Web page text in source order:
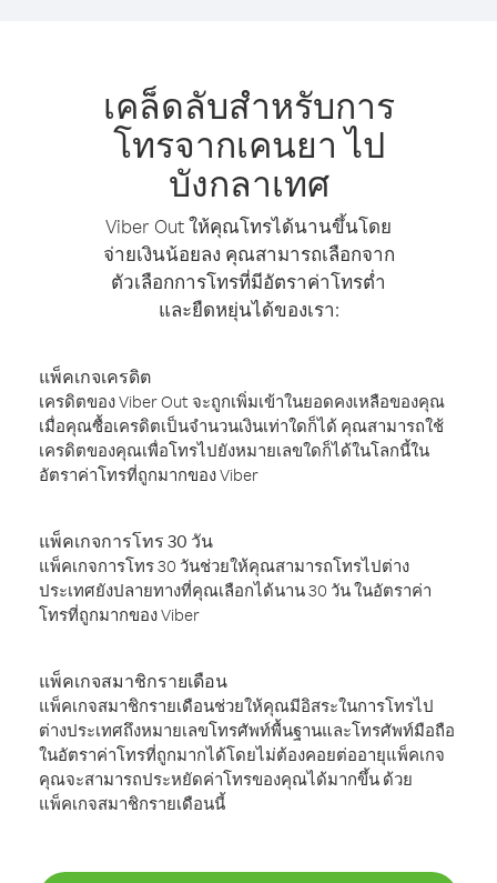
เคล็ดลับสำหรับการ
โทรจากเคนยา ไป
บังกลาเทศ
Viber Out ให้คุณโทรได้นานขึ้นโดย
จ่ายเงินน้อยลง คุณสามารถเลือกจาก
ตัวเลือกการโทรที่มีอัตราค่าโทรต่ำ
และยืดหยุ่นได้ของเรา:
แพ็คเกจเครดิต
เครดิตของ Viber Out จะถูกเพิ่มเข้าในยอดคงเหลือของคุณ
เมื่อคุณซื้อเครดิตเป็นจำนวนเงินเท่าใดก็ได้ คุณสามารถใช้
เครดิตของคุณเพื่อโทรไปยังหมายเลขใดก็ได้ในโลกนี้ใน
อัตราค่าโทรที่ถูกมากของ Viber
แพ็คเกจการโทร 30 วัน
แพ็คเกจการโทร 30 วันช่วยให้คุณสามารถโทรไปต่าง
ประเทศยังปลายทางที่คุณเลือกได้นาน 30 วัน ในอัตราค่า
โทรที่ถูกมากของ Viber
แพ็คเกจสมาชิกรายเดือน
แพ็คเกจสมาชิกรายเดือนช่วยให้คุณมีอิสระในการโทรไป
ต่างประเทศถึงหมายเลขโทรศัพท์พื้นฐานและโทรศัพท์มือถือ
ในอัตราค่าโทรที่ถูกมากได้โดยไม่ต้องคอยต่ออายุแพ็คเกจ
คุณจะสามารถประหยัดค่าโทรของคุณได้มากขึ้น ด้วย
แพ็คเกจสมาชิกรายเดือนนี้